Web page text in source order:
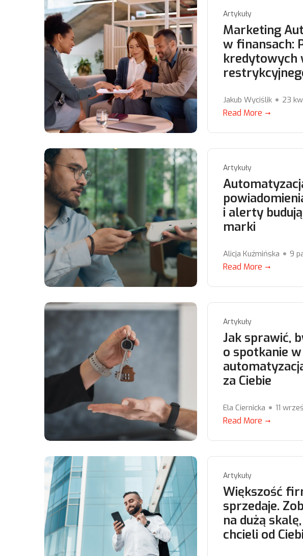
Artykuły
Marketing
w finansach:
kredytowych
Jakub Wyciślik 23
Read More
Artykuły
i alerty
marki
Alicja Kuźmińska 9
Read More
Artykuły
Jak sprawić,
o spotkanie
za Ciebie
Ela Ciernicka 11
Read More
Artykuły
Większość
sprzedaje.
na dużą
chcieli od